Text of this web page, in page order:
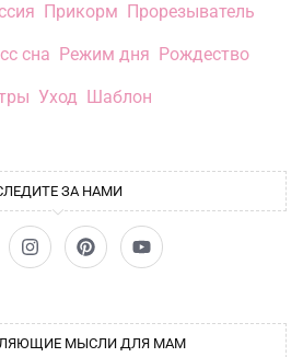
Прикорм Прорезыватель
сна Режим дня Рождество
Уход Шаблон
ЗА НАМИ
МЫСЛИ ДЛЯ МАМ